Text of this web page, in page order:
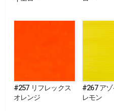
#257 リフレックス
オレンジ
#267 ア
レモン